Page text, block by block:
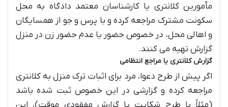
مأمورین کلانتری یا کارشناسان معتمد دادگاه به محل
سکونت مشترک مراجعه کرده و با پرس و جو از همسایگان
و اهالی محل، در خصوص حضور یا عدم حضور زن در منزل
گزارش تهیه می کنند.
گزارش کلانتری یا مراجع انتظامی
اگر پیش از طرح دعوا، مرد برای اثبات ترک منزل به کلانتری
مراجعه کرده و گزارشی در این خصوص ثبت شده باشد